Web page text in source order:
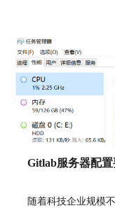
（二）本地镜像
库。进入源仓库
Gitlab服务器配
随着科技企业规模